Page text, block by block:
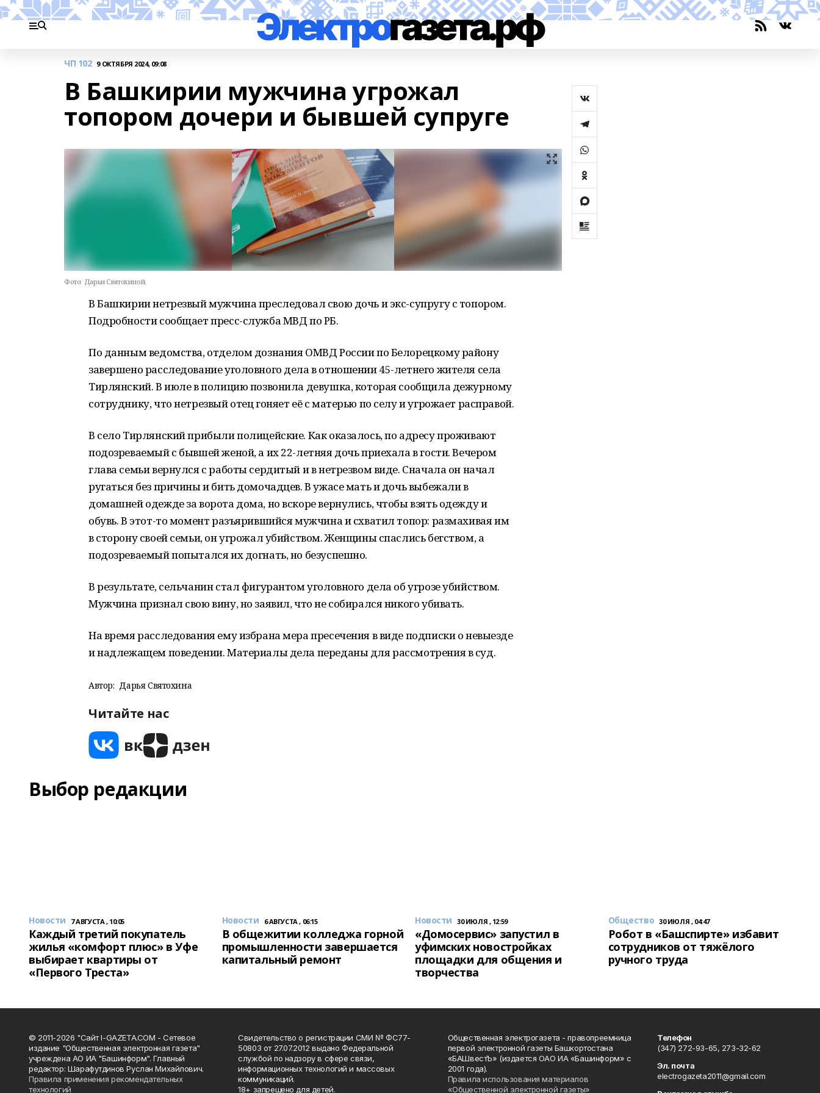
ЧП 102 9 ОКТЯБРЯ 2024, 09:08
В Башкирии мужчина угрожал
топором дочери и бывшей супруге
Фото: Дарьи Святохиной.
В Башкирии нетрезвый мужчина преследовал свою дочь и экс-супругу с топором.
Подробности сообщает пресс-служба МВД по РБ.
По данным ведомства, отделом дознания ОМВД России по Белорецкому району
завершено расследование уголовного дела в отношении 45-летнего жителя села
Тирлянский. В июле в полицию позвонила девушка, которая сообщила дежурному
сотруднику, что нетрезвый отец гоняет её с матерью по селу и угрожает расправой.
В село Тирлянский прибыли полицейские. Как оказалось, по адресу проживают
подозреваемый с бывшей женой, а их 22-летняя дочь приехала в гости. Вечером
глава семьи вернулся с работы сердитый и в нетрезвом виде. Сначала он начал
ругаться без причины и бить домочадцев. В ужасе мать и дочь выбежали в
домашней одежде за ворота дома, но вскоре вернулись, чтобы взять одежду и
обувь. В этот-то момент разъярившийся мужчина и схватил топор: размахивая им
в сторону своей семьи, он угрожал убийством. Женщины спаслись бегством, а
подозреваемый попытался их догнать, но безуспешно.
В результате, сельчанин стал фигурантом уголовного дела об угрозе убийством.
Мужчина признал свою вину, но заявил, что не собирался никого убивать.
На время расследования ему избрана мера пресечения в виде подписки о невыезде
и надлежащем поведении. Материалы дела переданы для рассмотрения в суд.
Автор: Дарья Святохина
Читайте нас
Выбор редакции
Новости 7 АВГУСТА , 10:05
Каждый третий покупатель
жилья «комфорт плюс» в Уфе
выбирает квартиры от
«Первого Треста»
Новости 6 АВГУСТА , 06:15
В общежитии колледжа горной
промышленности завершается
капитальный ремонт
Новости 30 ИЮЛЯ , 12:59
«Домосервис» запустил в
уфимских новостройках
площадки для общения и
творчества
Общество 30 ИЮЛЯ , 04:47
Робот в «Башспирте» избавит
сотрудников от тяжёлого
ручного труда
© 2011-2026 "Сайт I-GAZETA.COM - Сетевое
издание "Общественная электронная газета"
учреждена АО ИА "Башинформ". Главный
редактор: Шарафутдинов Руслан Михайлович.
Правила применения рекомендательных
технологий
Свидетельство о регистрации СМИ № ФС77-
50803 от 27.07.2012 выдано Федеральной
службой по надзору в сфере связи,
информационных технологий и массовых
коммуникаций.
18+ запрещено для детей.
Общественная электрогазета - правопреемница
первой электронной газеты Башкортостана
«БАШвестЪ» (издается ОАО ИА «Башинформ» с
2001 года).
Правила использования материалов
«Общественной электронной газеты»
Телефон
(347) 272-93-65, 273-32-62
Эл. почта
electrogazeta2011@gmail.com